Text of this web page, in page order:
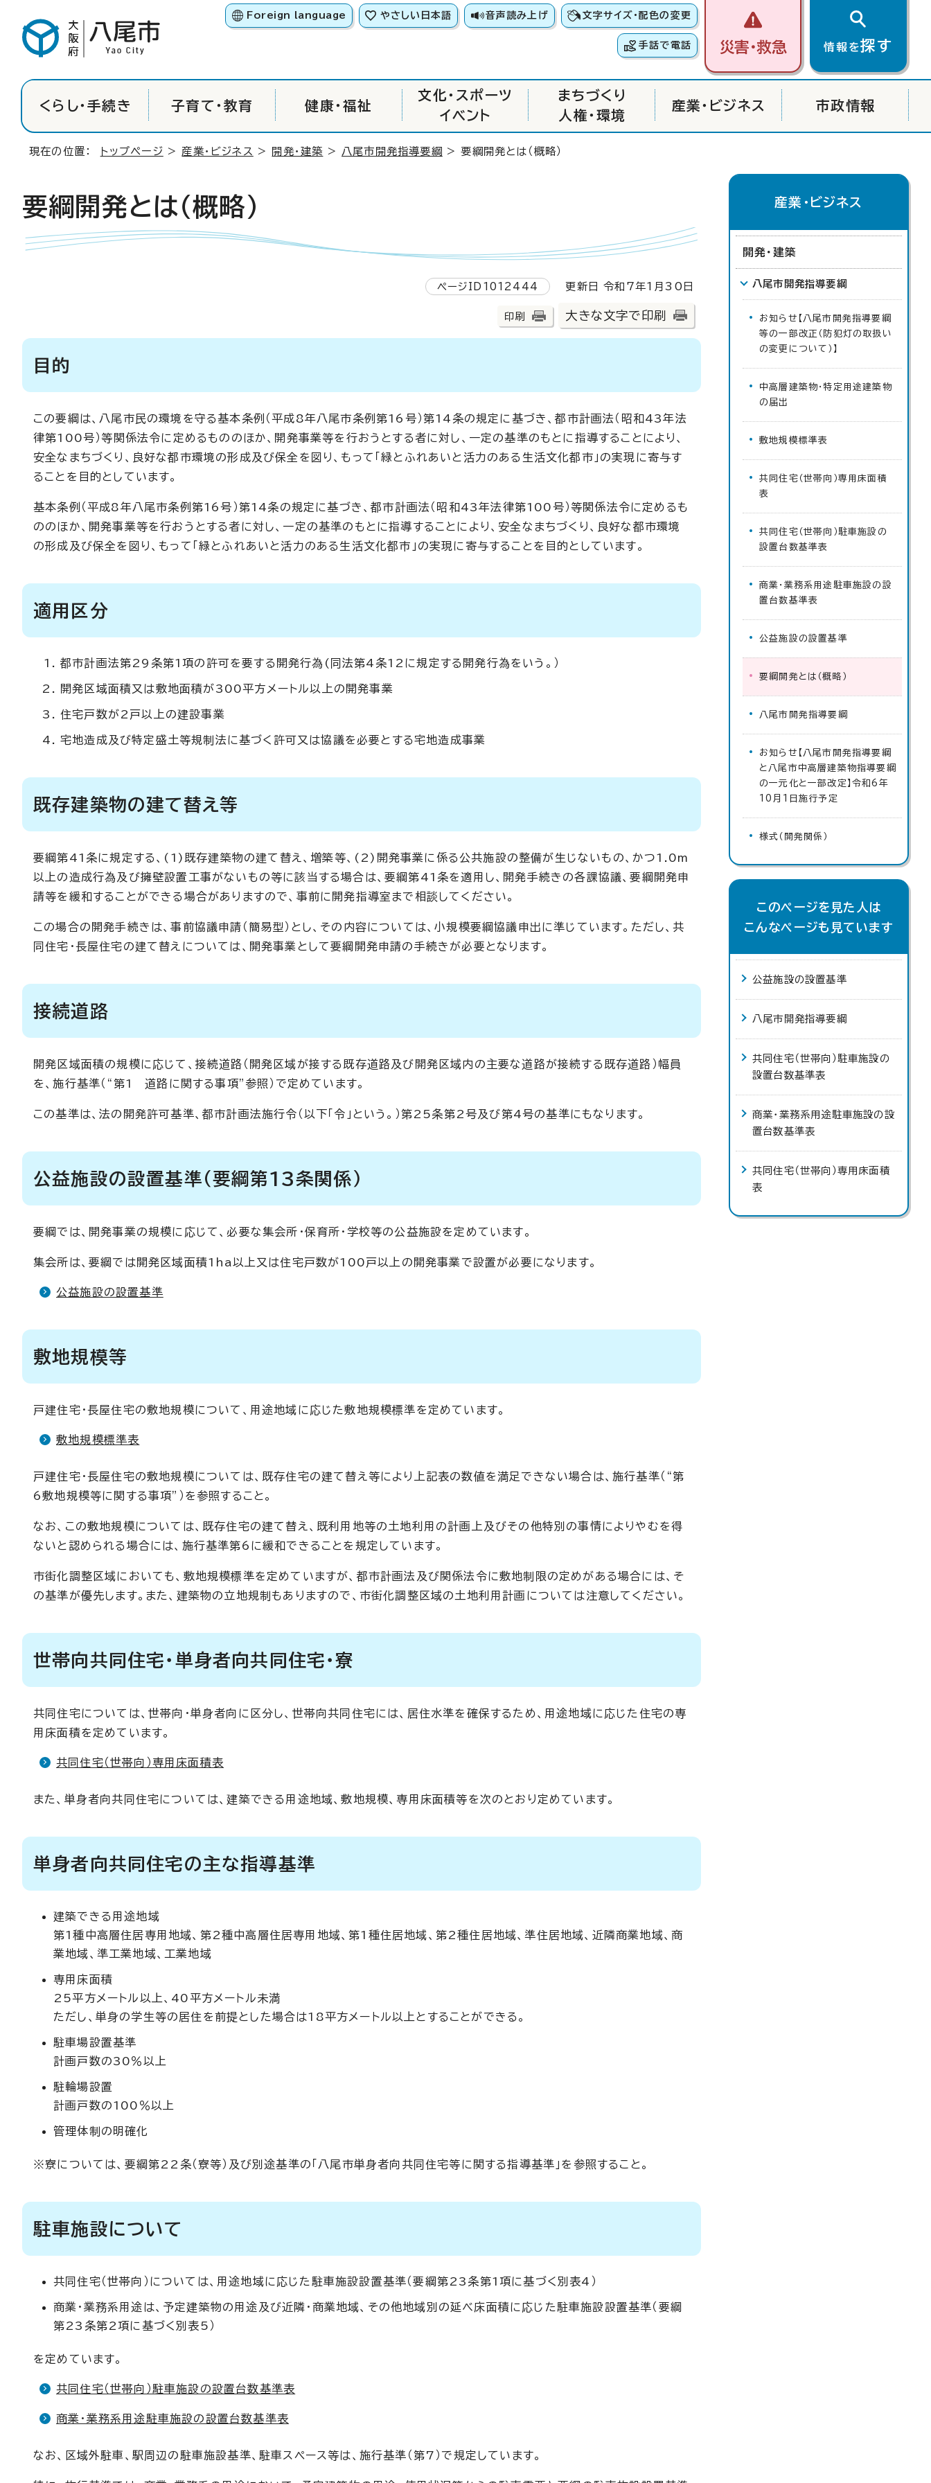
Foreign language やさしい日本語 音声読み上げ 文字サイズ・配色の変更
手話で電話 災害・救急 情報を探す
くらし・手続き 子育て・教育 健康・福祉
文化・スポーツ
イベント
まちづくり
人権・環境
産業・ビジネス 市政情報
現在の位置： トップページ > 産業・ビジネス > 開発・建築 > 八尾市開発指導要綱 > 要綱開発とは（概略）
要綱開発とは（概略）
ページID1012444 更新日 令和7年1月30日
印刷 大きな文字で印刷
目的
この要綱は、八尾市民の環境を守る基本条例（平成8年八尾市条例第16号）第14条の規定に基づき、都市計画法（昭和43年法
律第100号）等関係法令に定めるもののほか、開発事業等を行おうとする者に対し、一定の基準のもとに指導することにより、
安全なまちづくり、良好な都市環境の形成及び保全を図り、もって「緑とふれあいと活力のある生活文化都市」の実現に寄与す
ることを目的としています。
基本条例（平成8年八尾市条例第16号）第14条の規定に基づき、都市計画法（昭和43年法律第100号）等関係法令に定めるも
ののほか、開発事業等を行おうとする者に対し、一定の基準のもとに指導することにより、安全なまちづくり、良好な都市環境
の形成及び保全を図り、もって「緑とふれあいと活力のある生活文化都市」の実現に寄与することを目的としています。
適用区分
都市計画法第29条第1項の許可を要する開発行為(同法第4条12に規定する開発行為をいう。）
開発区域面積又は敷地面積が300平方メートル以上の開発事業
住宅戸数が2戸以上の建設事業
宅地造成及び特定盛土等規制法に基づく許可又は協議を必要とする宅地造成事業
既存建築物の建て替え等
要綱第41条に規定する、(1)既存建築物の建て替え、増築等、(2)開発事業に係る公共施設の整備が生じないもの、かつ1.0m
以上の造成行為及び擁壁設置工事がないもの等に該当する場合は、要綱第41条を適用し、開発手続きの各課協議、要綱開発申
請等を緩和することができる場合がありますので、事前に開発指導室まで相談してください。
この場合の開発手続きは、事前協議申請（簡易型）とし、その内容については、小規模要綱協議申出に準じています。ただし、共
同住宅・長屋住宅の建て替えについては、開発事業として要綱開発申請の手続きが必要となります。
接続道路
開発区域面積の規模に応じて、接続道路（開発区域が接する既存道路及び開発区域内の主要な道路が接続する既存道路）幅員
を、施行基準（“第1 道路に関する事項”参照）で定めています。
この基準は、法の開発許可基準、都市計画法施行令（以下「令」という。）第25条第2号及び第4号の基準にもなります。
公益施設の設置基準（要綱第13条関係）
要綱では、開発事業の規模に応じて、必要な集会所・保育所・学校等の公益施設を定めています。
集会所は、要綱では開発区域面積1ha以上又は住宅戸数が100戸以上の開発事業で設置が必要になります。
公益施設の設置基準
敷地規模等
戸建住宅・長屋住宅の敷地規模について、用途地域に応じた敷地規模標準を定めています。
敷地規模標準表
戸建住宅・長屋住宅の敷地規模については、既存住宅の建て替え等により上記表の数値を満足できない場合は、施行基準（“第
6敷地規模等に関する事項”）を参照すること。
なお、この敷地規模については、既存住宅の建て替え、既利用地等の土地利用の計画上及びその他特別の事情によりやむを得
ないと認められる場合には、施行基準第6に緩和できることを規定しています。
市街化調整区域においても、敷地規模標準を定めていますが、都市計画法及び関係法令に敷地制限の定めがある場合には、そ
の基準が優先します。また、建築物の立地規制もありますので、市街化調整区域の土地利用計画については注意してください。
世帯向共同住宅・単身者向共同住宅・寮
共同住宅については、世帯向・単身者向に区分し、世帯向共同住宅には、居住水準を確保するため、用途地域に応じた住宅の専
用床面積を定めています。
共同住宅（世帯向）専用床面積表
また、単身者向共同住宅については、建築できる用途地域、敷地規模、専用床面積等を次のとおり定めています。
単身者向共同住宅の主な指導基準
建築できる用途地域
第1種中高層住居専用地域、第2種中高層住居専用地域、第1種住居地域、第2種住居地域、準住居地域、近隣商業地域、商
業地域、準工業地域、工業地域
専用床面積
25平方メートル以上、40平方メートル未満
ただし、単身の学生等の居住を前提とした場合は18平方メートル以上とすることができる。
駐車場設置基準
計画戸数の30％以上
駐輪場設置
計画戸数の100％以上
管理体制の明確化
※寮については、要綱第22条（寮等）及び別途基準の「八尾市単身者向共同住宅等に関する指導基準」を参照すること。
駐車施設について
共同住宅（世帯向）については、用途地域に応じた駐車施設設置基準（要綱第23条第1項に基づく別表4）
商業・業務系用途は、予定建築物の用途及び近隣・商業地域、その他地域別の延べ床面積に応じた駐車施設設置基準（要綱
第23条第2項に基づく別表5）
を定めています。
共同住宅（世帯向）駐車施設の設置台数基準表
商業・業務系用途駐車施設の設置台数基準表
なお、区域外駐車、駅周辺の駐車施設基準、駐車スペース等は、施行基準（第7）で規定しています。
産業・ビジネス
開発・建築
八尾市開発指導要綱
お知らせ【八尾市開発指導要綱
等の一部改正（防犯灯の取扱い
の変更について）】
中高層建築物・特定用途建築物
の届出
敷地規模標準表
共同住宅（世帯向）専用床面積
表
共同住宅（世帯向）駐車施設の
設置台数基準表
商業・業務系用途駐車施設の設
置台数基準表
公益施設の設置基準
要綱開発とは（概略）
八尾市開発指導要綱
お知らせ【八尾市開発指導要綱
と八尾市中高層建築物指導要綱
の一元化と一部改定】令和6年
10月1日施行予定
様式（開発関係）
このページを見た人は
こんなページも見ています
公益施設の設置基準
八尾市開発指導要綱
共同住宅（世帯向）駐車施設の
設置台数基準表
商業・業務系用途駐車施設の設
置台数基準表
共同住宅（世帯向）専用床面積
表